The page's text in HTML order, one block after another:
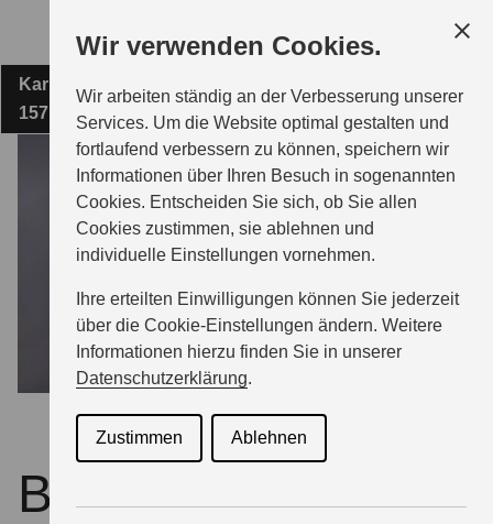
Wir verwenden Cookies.
Wir arbeiten ständig an der Verbesserung unserer
Services. Um die Website optimal gestalten und
fortlaufend verbessern zu können, speichern wir
Informationen über Ihren Besuch in sogenannten
Cookies. Entscheiden Sie sich, ob Sie allen
Cookies zustimmen, sie ablehnen und
individuelle Einstellungen vornehmen.
Ihre erteilten Einwilligungen können Sie jederzeit
über die Cookie-Einstellungen ändern. Weitere
Informationen hierzu finden Sie in unserer
Datenschutzerklärung.
Zustimmen Ablehnen
Hauptinhalt
AUTOLAND GMBH ZEESEN
MODELLE
ZUBEHÖR
BERATUNG & KAUF
SERVICE
Karl-Liebknecht-Straße 79-80
15711 Königs Wusterhausen
Beratung und